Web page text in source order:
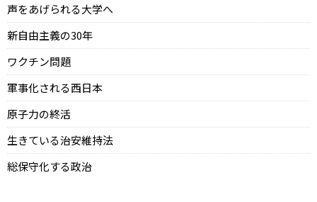
声をあげられる大学へ
新自由主義の30年
ワクチン問題
軍事化される西日本
原子力の終活
生きている治安維持法
総保守化する政治